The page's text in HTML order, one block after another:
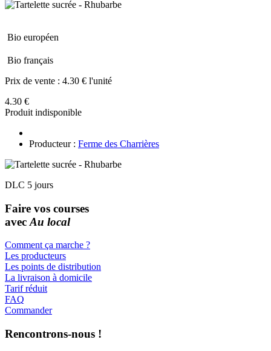
Bio européen
Bio français
Prix de vente : 4.30 € l'unité
4.30 €
Produit indisponible
Producteur : Ferme des Charrières
DLC 5 jours
Faire vos courses
avec Au local
Comment ça marche ?
Les producteurs
Les points de distribution
La livraison à domicile
Tarif réduit
FAQ
Commander
Rencontrons-nous !